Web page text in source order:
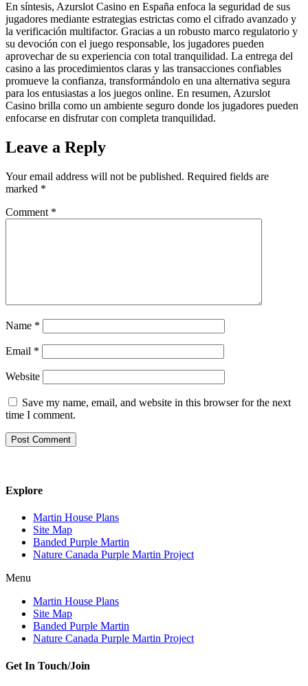
En síntesis, Azurslot Casino en España enfoca la seguridad de sus
jugadores mediante estrategias estrictas como el cifrado avanzado y
la verificación multifactor. Gracias a un robusto marco regulatorio y
su devoción con el juego responsable, los jugadores pueden
aprovechar de su experiencia con total tranquilidad. La entrega del
casino a las procedimientos claras y las transacciones confiables
promueve la confianza, transformándolo en una alternativa segura
para los entusiastas a los juegos online. En resumen, Azurslot
Casino brilla como un ambiente seguro donde los jugadores pueden
enfocarse en disfrutar con completa tranquilidad.
Leave a Reply
Your email address will not be published. Required fields are
marked *
Comment *
Name *
Email *
Website
Save my name, email, and website in this browser for the next
time I comment.
Explore
Martin House Plans
Site Map
Banded Purple Martin
Nature Canada Purple Martin Project
Menu
Martin House Plans
Site Map
Banded Purple Martin
Nature Canada Purple Martin Project
Get In Touch/Join